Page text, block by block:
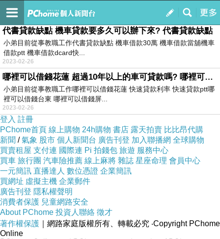
我的
訂閱
moralesti4
代書貸款缺點 機車貸款要多久可以辦下來? 代書貸款缺點
小弟目前從事教職工作代書貸款缺點 機車借款30萬 機車借款當舖機車
借款ptt 機車借款dcard快...
2023-02-26
哪裡可以借錢花蓮 超過10年以上的車可貸款嗎? 哪裡可以借錢
小弟目前從事教職工作哪裡可以借錢花蓮 快速貸款利率 快速貸款ptt哪
裡可以借錢台東 哪裡可以借錢屏...
2023-02-26
登入 註冊
PChome首頁 線上購物 24h購物 書店 露天拍賣 比比昂代購
新聞 /氣象 股市 個人新聞台 廣告刊登 加入聯播網 全球購物
買賣租屋 支付連 國際連 Pi 拍錢包 旅遊 服務中心
買車 旅行團 汽車險推薦 線上麻將 雜誌 星座命理 會員中心
一元簡訊 直播達人 數位憑證 企業簡訊
買網址 虛擬主機 企業郵件
廣告刊登 隱私權聲明
消費者保護 兒童網路安全
About PChome 投資人聯絡 徵才
著作權保護 ｜網路家庭版權所有、轉載必究 ‧Copyright PChome
Online